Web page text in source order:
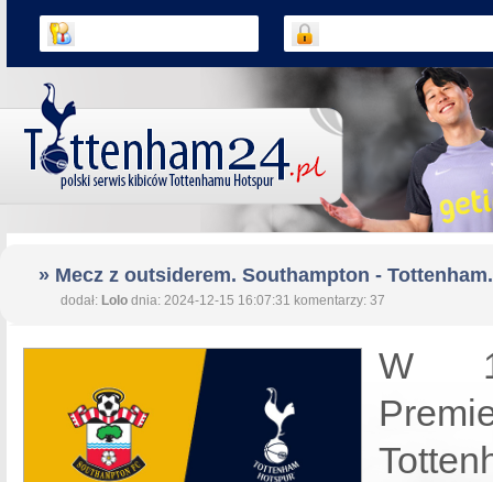
» Mecz z outsiderem. Southampton - Tottenham.
dodał: Lolo dnia: 2024-12-15 16:07:31 komentarzy: 37
W